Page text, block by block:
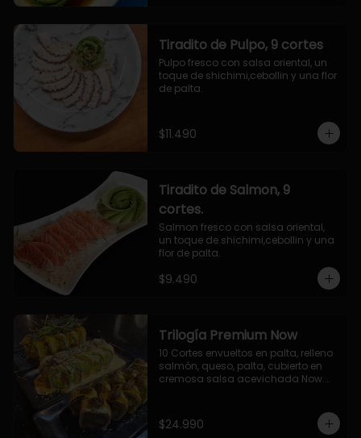
Tiradito de Pulpo, 9 cortes
Pulpo fresco con salsa oriental, un
toque de shichimi,cebollin y una flor
de palta.
$11.490
Tiradito de Salmon, 9
cortes.
Salmon fresco con salsa oriental,
un toque de shichimi,cebollin y una
flor de palta.
$9.490
Trilogía Premium Now
10 Cortes envueltos en palta, relleno
salmón, queso, palta, cubierto en
cremosa salsa acevichada Now.
palta, cubierto con topping de
chimichurri de la casa flambeado.
$24.990